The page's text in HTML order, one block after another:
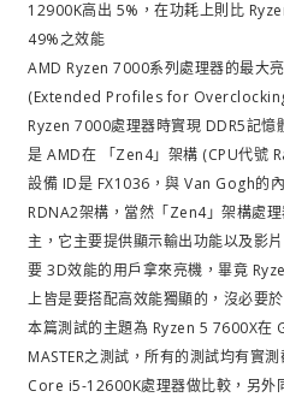
12900K高出 5%，在功耗上則比
49%之效能
AMD Ryzen 7000系列處理器的最大
(Extended Profiles for
Ryzen 7000處理器時實現 DDR5記憶
是 AMD在 「Zen4」架構 (CPU代號
設備 ID是 FX1036，與 Van Gogh的
RDNA2架構，當然「Zen4」架構處
主，它主要提供顯示輸出功能以及影
要 3D效能的用戶拿來亮機，畢竟
上皆是要搭配高效能獨顯的，沒必要
本篇測試的主題為 Ryzen 5 7600X在
MASTER之測試，所有的測試均有實
Core i5-12600K處理器做比較，另外